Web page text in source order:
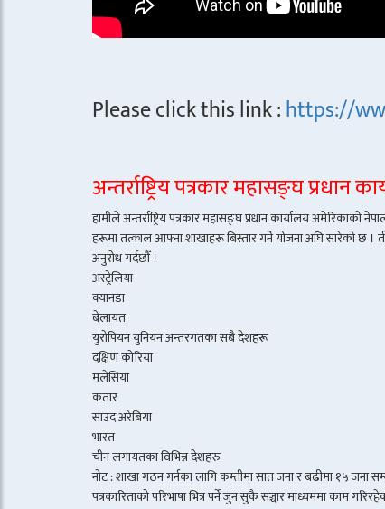
Please click this link :https://
अन्तर्राष्ट्रिय पत्रकार महासङ्घ प्रधान
हामीले अन्तर्राष्ट्रिय पत्रकार महासङ्घ प्रधान कार्यालय
हरूमा तत्काल आफ्ना शाखाहरू बिस्तार गर्ने योजना अघि सारेको छ । ती
अनुरोध गर्दछौँ ।
अस्ट्रेलिया
क्यानडा
बेलायत
युरोपियन युनियन अन्तरगतका सबै देशहरू
दक्षिण कोरिया
मलेसिया
कतार
साउद अरेबिया
भारत
चीन लगायतका विभिन्न देशहरु
नोट : शाखा गठन गर्नका लागि कम्तीमा सात जना र बढीमा १५ जना
पत्रकारिताको परिभाषा भित्र पर्ने जुन सुकै सञ्चार माध्यममा काम